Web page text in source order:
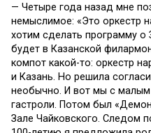
— Четыре года назад мне
немыслимое: «Это оркестр
хотим сделать программу о
будет в Казанской
компот какой-то: оркестр
и Казань. Но решила
необычно. И вот мы с малым
гастроли. Потом был
Зале Чайковского. Следом